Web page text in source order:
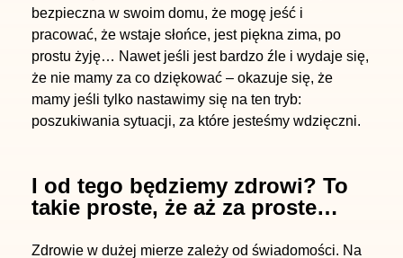
bezpieczna w swoim domu, że mogę jeść i
pracować, że wstaje słońce, jest piękna zima, po
prostu żyję… Nawet jeśli jest bardzo źle i wydaje się,
że nie mamy za co dziękować – okazuje się, że
mamy jeśli tylko nastawimy się na ten tryb:
poszukiwania sytuacji, za które jesteśmy wdzięczni.
I od tego będziemy zdrowi? To
takie proste, że aż za proste…
Zdrowie w dużej mierze zależy od świadomości. Na